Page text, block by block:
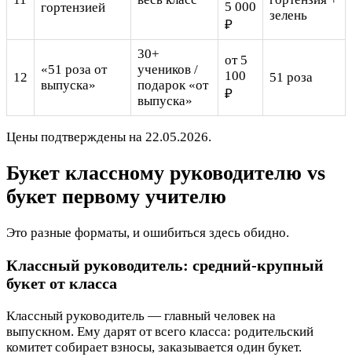
гортензией
5 000
₽
зелень
12
«51 роза от
выпуска»
30+
учеников /
подарок «от
выпуска»
от 5
100
₽
51 роза
Цены подтверждены на 22.05.2026.
Букет классному руководителю vs
букет первому учителю
Это разные форматы, и ошибиться здесь обидно.
Классный руководитель: средний-крупный
букет от класса
Классный руководитель — главный человек на
выпускном. Ему дарят от всего класса: родительский
комитет собирает взносы, заказывается один букет.